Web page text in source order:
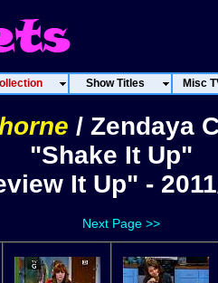
Show Titles Misc
/ Zendaya
"Shake It Up"
It Up" -
Next Page >>